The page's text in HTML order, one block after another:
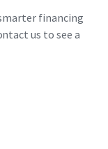
financing
us to see a